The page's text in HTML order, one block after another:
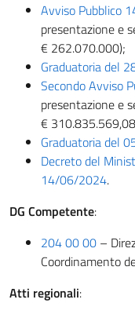
Avviso Pubblico
presentazione e
€ 262.070.000);
Graduatoria del
Secondo Avviso
presentazione e
€
Graduatoria del
Decreto del
14/06/2024.
DG Competente:
204 00 00 –
Coordinamento
Atti regionali: